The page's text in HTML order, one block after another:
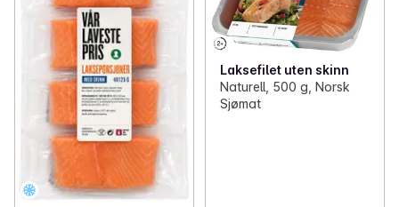
Laksefilet uten skinn
Naturell, 500 g, Norsk
Sjømat